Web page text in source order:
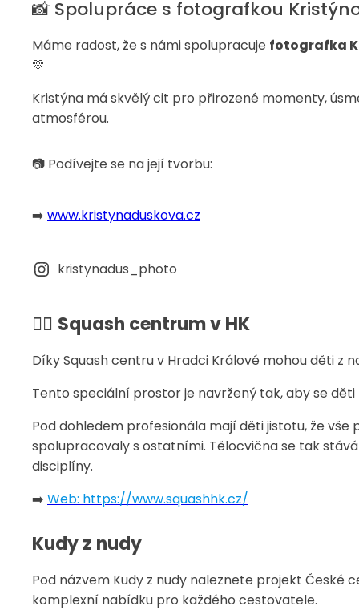
📸 Spolupráce s fotografkou
Máme radost, že s námi spolupracuje fotografka
💛
Kristýna má skvělý cit pro přirozené momenty,
atmosférou.
📷 Podívejte se na její tvorbu:
➡️ www.kristynaduskova.cz
kristynadus_photo
🤸‍♂️ Squash centrum v HK
Díky Squash centru v Hradci Králové mohou děti z
Tento speciální prostor je navržený tak, aby se
Pod dohledem profesionála mají děti jistotu, že
spolupracovaly s ostatními. Tělocvična se tak
disciplíny.
➡️ Web: https://www.squashhk.cz/
Kudy z nudy
Pod názvem Kudy z nudy naleznete projekt
komplexní nabídku pro každého cestovatele.